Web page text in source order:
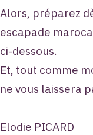
Alors, préparez
escapade
ci-dessous.
Et, tout comme
ne vous laissera
Elodie PICARD